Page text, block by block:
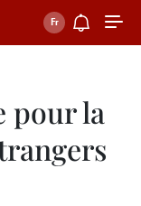
pour la